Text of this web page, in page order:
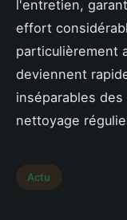
l'entretien,
effort
particulièrement
deviennent
inséparables
nettoyage
Actu